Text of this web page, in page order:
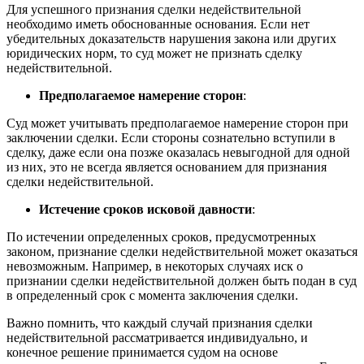
Для успешного признания сделки недействительной
необходимо иметь обоснованные основания. Если нет
убедительных доказательств нарушения закона или других
юридических норм, то суд может не признать сделку
недействительной.
Предполагаемое намерение сторон:
Суд может учитывать предполагаемое намерение сторон при
заключении сделки. Если стороны сознательно вступили в
сделку, даже если она позже оказалась невыгодной для одной
из них, это не всегда является основанием для признания
сделки недействительной.
Истечение сроков исковой давности:
По истечении определенных сроков, предусмотренных
законом, признание сделки недействительной может оказаться
невозможным. Например, в некоторых случаях иск о
признании сделки недействительной должен быть подан в суд
в определенный срок с момента заключения сделки.
Важно помнить, что каждый случай признания сделки
недействительной рассматривается индивидуально, и
конечное решение принимается судом на основе